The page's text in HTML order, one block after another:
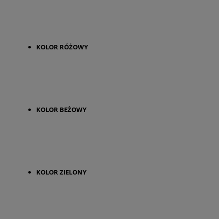
KOLOR RÓŻOWY
KOLOR BEŻOWY
KOLOR ZIELONY